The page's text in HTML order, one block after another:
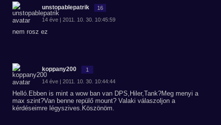
unstopablepatrik 16
14 éve | 2011. 10. 30. 10:45:59
nem rosz ez
koppany200 1
14 éve | 2011. 10. 30. 10:44:44
Helló.Ebben is mint a wow ban van DPS,Hiler,Tank?Meg menyi a
max szint?Van benne repülő mount? Valaki válaszoljon a
kérdéseimre légyszives.Köszönöm.